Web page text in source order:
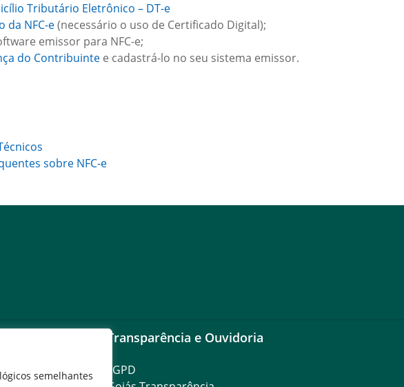
semelhantes
Tributário Eletrônico – DT-e
da NFC-e(necessário o uso de Certificado Digital);
emissor para NFC-e;
do Contribuinte e cadastrá-lo no seu sistema emissor.
sobre NFC-e
Transparência e Ouvidoria
LGPD